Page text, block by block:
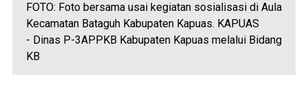
FOTO: Foto bersama usai kegiatan sosialisasi di Aula
Kecamatan Bataguh Kabupaten Kapuas. KAPUAS
- Dinas P-3APPKB Kabupaten Kapuas melalui Bidang
KB